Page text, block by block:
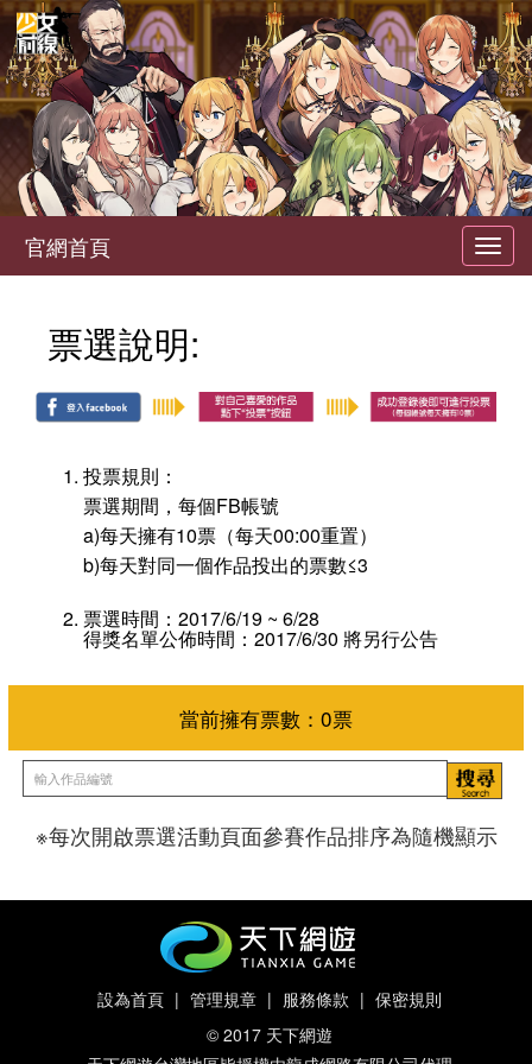
官網首頁
票選說明:
投票規則：
票選期間，每個FB帳號
a)每天擁有10票（每天00:00重置）
b)每天對同一個作品投出的票數≤3
票選時間：2017/6/19 ~ 6/28
得獎名單公佈時間：2017/6/30 將另行公告
當前擁有票數：
※每次開啟票選活動頁面參賽作品排序為隨機顯示
設為首頁 | 管理規章 | 服務條款 | 保密規則
© 2017 天下網遊